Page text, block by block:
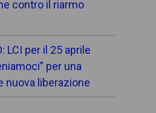
contro il riarmo
LCI per il 25 aprile
per una
nuova liberazione